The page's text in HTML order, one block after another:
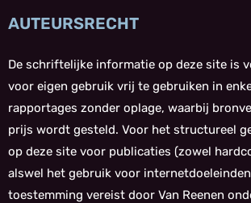
AUTEURSRECHT
De schriftelijke informatie op deze site is
voor eigen gebruik vrij te gebruiken in
rapportages zonder oplage, waarbij
prijs wordt gesteld. Voor het structureel
op deze site voor publicaties (zowel
alswel het gebruik voor
toestemming vereist door Van Reenen